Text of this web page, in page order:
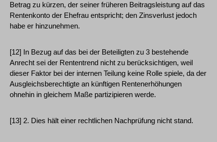
Betrag zu kürzen, der seiner früheren Beitragsleistung auf das
Rentenkonto der Ehefrau entspricht; den Zinsverlust jedoch
habe er hinzunehmen.
[12] In Bezug auf das bei der Beteiligten zu 3 bestehende
Anrecht sei der Rententrend nicht zu berücksichtigen, weil
dieser Faktor bei der internen Teilung keine Rolle spiele, da der
Ausgleichsberechtigte an künftigen Rentenerhöhungen
ohnehin in gleichem Maße partizipieren werde.
[13] 2. Dies hält einer rechtlichen Nachprüfung nicht stand.